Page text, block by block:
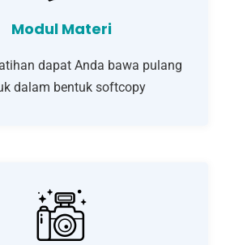
Modul Materi
dapat Anda bawa pulang
dalam bentuk softcopy